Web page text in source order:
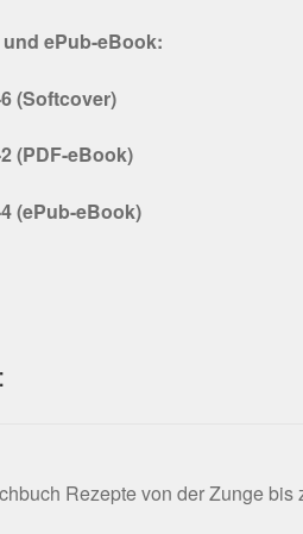
ePub-eBook:
(Softcover)
(PDF-eBook)
(ePub-eBook)
Rezepte von der Zunge